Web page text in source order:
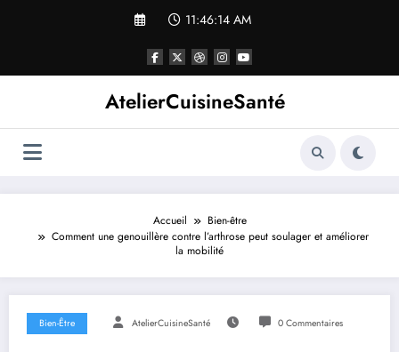
11:46:15 AM
AtelierCuisineSanté
Accueil
Bien-être
Comment une genouillère contre l’arthrose peut soulager et améliorer
la mobilité
Bien-Être AtelierCuisineSanté 0 Commentaires